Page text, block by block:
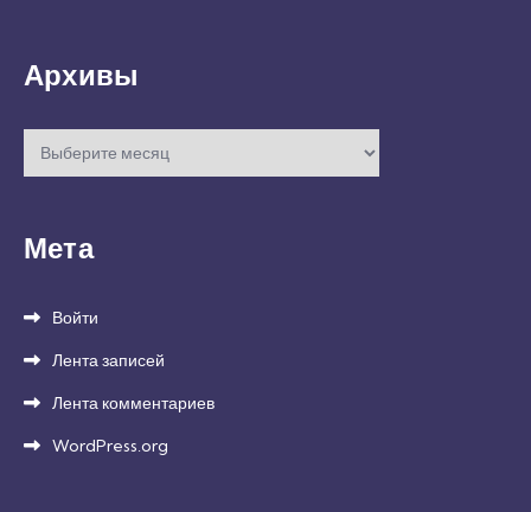
Архивы
Архивы
Мета
Войти
Лента записей
Лента комментариев
WordPress.org